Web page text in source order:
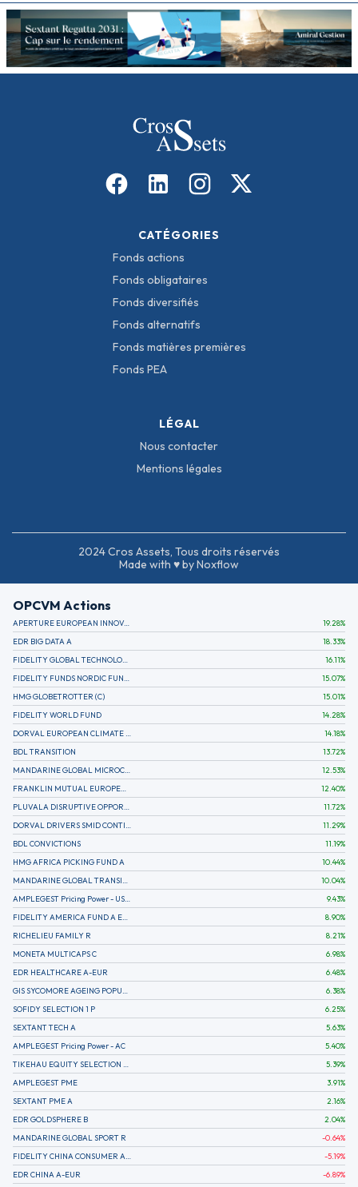
CATÉGORIES
Fonds actions
Fonds obligataires
Fonds diversifiés
Fonds alternatifs
Fonds matières premières
Fonds PEA
LÉGAL
Nous contacter
Mentions légales
2024 Cros Assets, Tous droits réservés
Made with ♥ by Noxflow
OPCVM Actions
APERTURE EUROPEAN INNOVATION 19.28%
EDR BIG DATA A
18.33%
FIDELITY GLOBAL TECHNOLOGY FUND A EUR
16.11%
FIDELITY FUNDS NORDIC FUND A
15.07%
HMG GLOBETROTTER (C)
15.01%
FIDELITY WORLD FUND
14.28%
DORVAL EUROPEAN CLIMATE INITIATIVE R (C)
14.18%
BDL TRANSITION
13.72%
MANDARINE GLOBAL MICROCAP
12.53%
FRANKLIN MUTUAL EUROPEAN FUND A EUR (C)
12.40%
PLUVALA DISRUPTIVE OPPORTUNITIES
11.72%
DORVAL DRIVERS SMID CONTINENTAL EUROPE
11.29%
BDL CONVICTIONS
11.19%
HMG AFRICA PICKING FUND A
10.44%
MANDARINE GLOBAL TRANSITION R
10.04%
AMPLEGEST Pricing Power - US - AC
9.43%
FIDELITY AMERICA FUND A EUR (C)
8.90%
RICHELIEU FAMILY R
8.21%
MONETA MULTICAPS C
6.98%
EDR HEALTHCARE A-EUR
6.48%
GIS SYCOMORE AGEING POPULATION
6.38%
SOFIDY SELECTION 1 P
6.25%
SEXTANT TECH A
5.63%
AMPLEGEST Pricing Power - AC
5.40%
TIKEHAU EQUITY SELECTION R-Acc-EUR
5.39%
AMPLEGEST PME
3.91%
SEXTANT PME A
2.16%
EDR GOLDSPHERE B
2.04%
MANDARINE GLOBAL SPORT R
-0.64%
FIDELITY CHINA CONSUMER A EUR (C)
-5.19%
EDR CHINA A-EUR
-6.89%